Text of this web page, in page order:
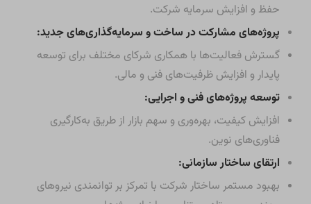
حفظ و افزایش سرمایه شرکت.
پروژه‌های مشارکت در ساخت و سرمایه‌گذاری‌های جدید:
گسترش فعالیت‌ها با همکاری شرکای مختلف برای توسعه
پایدار و افزایش ظرفیت‌های فنی و مالی.
توسعه پروژه‌های فنی و اجرایی:
افزایش کیفیت، بهره‌وری و سهم بازار از طریق به‌کارگیری
فناوری‌های نوین.
ارتقای ساختار سازمانی:
بهبود مستمر ساختار شرکت با تمرکز بر توانمندی نیروهای